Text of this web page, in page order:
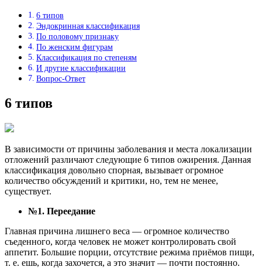
6 типов
Эндокринная классификация
По половому признаку
По женским фигурам
Классификация по степеням
И другие классификации
Вопрос-Ответ
6 типов
В зависимости от причины заболевания и места локализации
отложений различают следующие 6 типов ожирения. Данная
классификация довольно спорная, вызывает огромное
количество обсуждений и критики, но, тем не менее,
существует.
№1. Переедание
Главная причина лишнего веса — огромное количество
съеденного, когда человек не может контролировать свой
аппетит. Большие порции, отсутствие режима приёмов пищи,
т. е. ешь, когда захочется, а это значит — почти постоянно.